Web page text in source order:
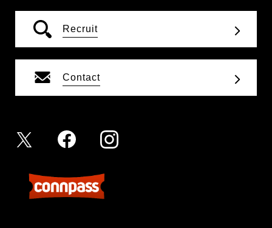
Recruit
Contact